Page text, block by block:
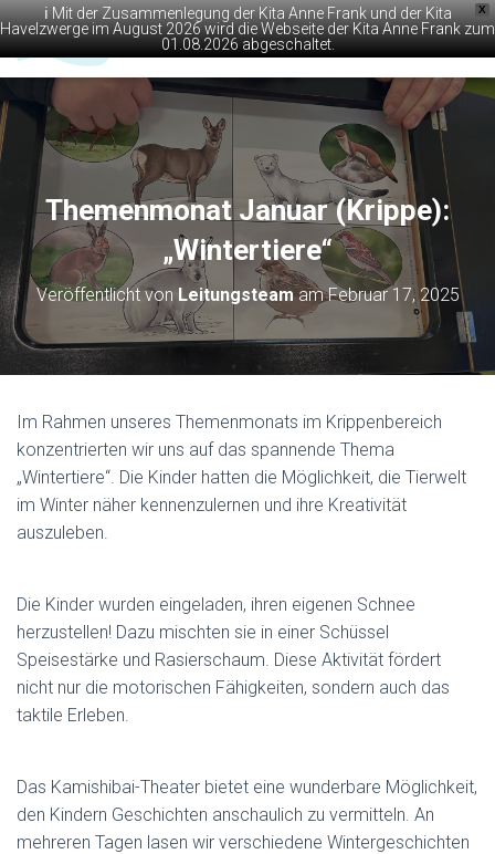
X
ℹ️ Mit der Zusammenlegung der Kita Anne Frank und der Kita
Havelzwerge im August 2026 wird die Webseite der Kita Anne Frank zum
01.08.2026 abgeschaltet.
N
A
V
N
U
M
C
A
Themenmonat Januar (Krippe):
„Wintertiere“
Veröffentlicht von LeitungsteamamFebruar 17, 2025
Im Rahmen unseres Themenmonats im Krippenbereich
konzentrierten wir uns auf das spannende Thema
„Wintertiere“. Die Kinder hatten die Möglichkeit, die Tierwelt
im Winter näher kennenzulernen und ihre Kreativität
auszuleben.
Die Kinder wurden eingeladen, ihren eigenen Schnee
herzustellen! Dazu mischten sie in einer Schüssel
Speisestärke und Rasierschaum. Diese Aktivität fördert
nicht nur die motorischen Fähigkeiten, sondern auch das
taktile Erleben.
Das Kamishibai-Theater bietet eine wunderbare Möglichkeit,
den Kindern Geschichten anschaulich zu vermitteln. An
mehreren Tagen lasen wir verschiedene Wintergeschichten